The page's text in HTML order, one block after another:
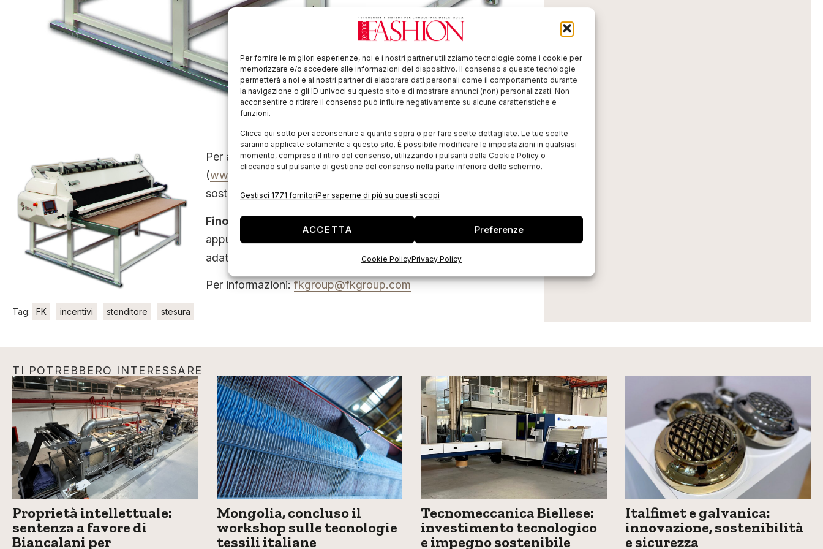
Per fornire le migliori esperienze, noi e i nostri partner utilizziamo tecnologie come i cookie per
memorizzare e/o accedere alle informazioni del dispositivo. Il consenso a queste tecnologie
permetterà a noi e ai nostri partner di elaborare dati personali come il comportamento durante
la navigazione o gli ID univoci su questo sito e di mostrare annunci (non) personalizzati. Non
acconsentire o ritirare il consenso può influire negativamente su alcune caratteristiche e
funzioni.
Clicca qui sotto per acconsentire a quanto sopra o per fare scelte dettagliate. Le tue scelte
saranno applicate solamente a questo sito. È possibile modificare le impostazioni in qualsiasi
momento, compreso il ritiro del consenso, utilizzando i pulsanti della Cookie Policy o
cliccando sul pulsante di gestione del consenso nella parte inferiore dello schermo.
Gestisci 1771 fornitoriPer saperne di più su questi scopi
ACCETTA Preferenze
Cookie PolicyPrivacy Policy
Per avvicinarsi alle esigenze del mercato, FKgroup
(www.fkgroup.com
) ha lanciato una campagna incentivi per la
sostituzione dei vecchi stenditori.
Fino al 20 ottobre 2012sarà infatti possibile richiedere un
appuntamento per trovare, insieme agli esperti FK, la soluzione più
adatta a ogni esigenza di stesura.
Per informazioni:fkgroup@fkgroup.com
Tag: FK incentivi stenditore stesura
TI POTREBBERO INTERESSARE
Proprietà intellettuale:
sentenza a favore di
Biancalani per
Mongolia, concluso il
workshop sulle tecnologie
tessili italiane
Tecnomeccanica Biellese:
investimento tecnologico
e impegno sostenibile
Italfimet e galvanica:
innovazione, sostenibilità
e sicurezza